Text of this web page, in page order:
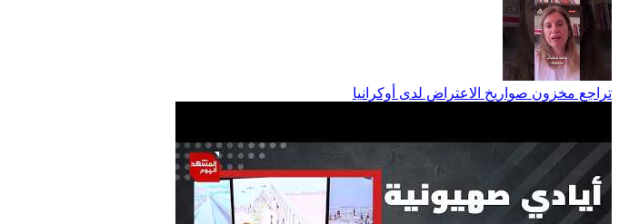
تراجع مخزون صواريخ الاعتراض لدى أوكرانيا